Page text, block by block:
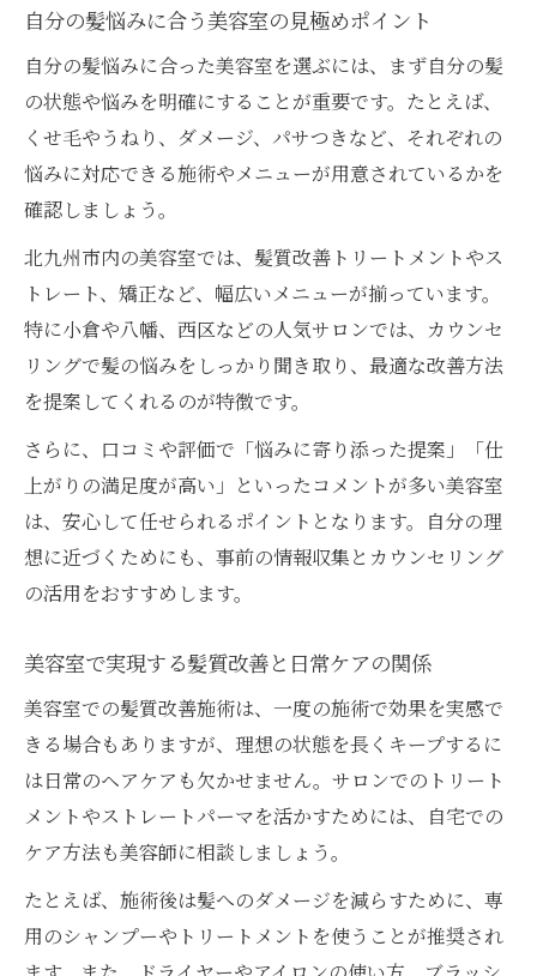
美容室の髪質改善で満足度が高まる理由
リアルな声で知る美容室の髪質改善成功例
自然なツヤが輝く髪質改善の最新テクニック
美容室で受ける最新の髪質改善技術とは
ナチュラルなツヤ髪を叶える美容室の工夫
法
美容室で試せるツヤ髪への髪質改善テクニ
ック
髪質改善で美しい質感を得る美容室の技術
自分の髪悩みに合う美容室の見極めポイント
自分の髪悩みに合った美容室を選ぶには、まず自分の髪
の状態や悩みを明確にすることが重要です。たとえば、
くせ毛やうねり、ダメージ、パサつきなど、それぞれの
悩みに対応できる施術やメニューが用意されているかを
確認しましょう。
北九州市内の美容室では、髪質改善トリートメントやス
トレート、矯正など、幅広いメニューが揃っています。
特に小倉や八幡、西区などの人気サロンでは、カウンセ
リングで髪の悩みをしっかり聞き取り、最適な改善方法
を提案してくれるのが特徴です。
さらに、口コミや評価で「悩みに寄り添った提案」「仕
上がりの満足度が高い」といったコメントが多い美容室
は、安心して任せられるポイントとなります。自分の理
想に近づくためにも、事前の情報収集とカウンセリング
の活用をおすすめします。
美容室で実現する髪質改善と日常ケアの関係
美容室での髪質改善施術は、一度の施術で効果を実感で
きる場合もありますが、理想の状態を長くキープするに
は日常のヘアケアも欠かせません。サロンでのトリート
メントやストレートパーマを活かすためには、自宅での
ケア方法も美容師に相談しましょう。
たとえば、施術後は髪へのダメージを減らすために、専
用のシャンプーやトリートメントを使うことが推奨され